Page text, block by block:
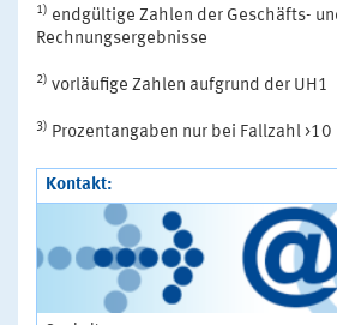
1) endgültige Zahlen der Geschäfts-
Rechnungsergebnisse
2) vorläufige Zahlen aufgrund der UH1
3) Prozentangaben nur bei Fallzahl >10
Kontakt: